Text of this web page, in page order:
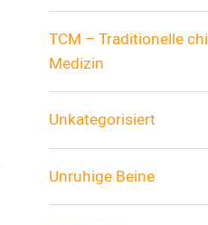
TCM – Traditionelle
Medizin
Unkategorisiert
Unruhige Beine